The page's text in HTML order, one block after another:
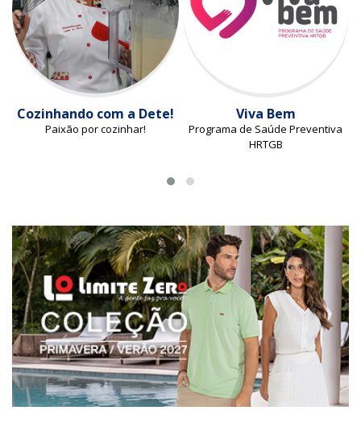
Cozinhando com a Dete!
Paixão por cozinhar!
Viva Bem
Programa de Saúde Preventiva
HRTGB